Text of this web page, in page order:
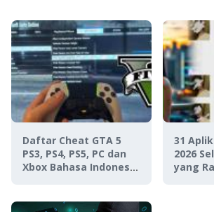
Daftar Cheat GTA 5
PS3, PS4, PS5, PC dan
Xbox Bahasa Indonesia
31
2026
yang